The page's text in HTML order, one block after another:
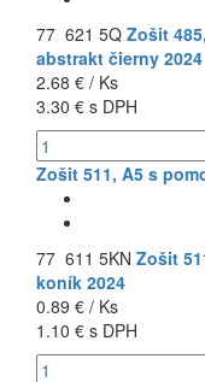
77 621 5Q Zošit
abstrakt čierny 2024
2.68 € / Ks
3.30 € s DPH
Zošit 511, A5 s
77 611 5KN Zošit
koník 2024
0.89 € / Ks
1.10 € s DPH